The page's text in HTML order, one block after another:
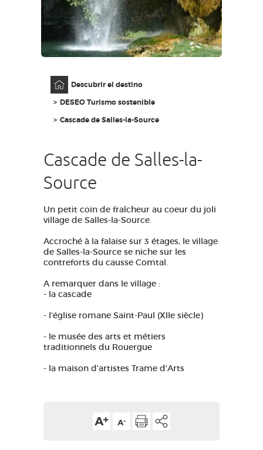
ES
Descubrir el destino
DESEO Turismo sostenible
Cascade de Salles-la-Source
Cascade de Salles-la-
Source
Un petit coin de fraîcheur au coeur du joli
village de Salles-la-Source.
Accroché à la falaise sur 3 étages, le village
de Salles-la-Source se niche sur les
contreforts du causse Comtal.
A remarquer dans le village :
- la cascade
- l'église romane Saint-Paul (XIIe siècle)
- le musée des arts et métiers
traditionnels du Rouergue
- la maison d'artistes Trame d'Arts